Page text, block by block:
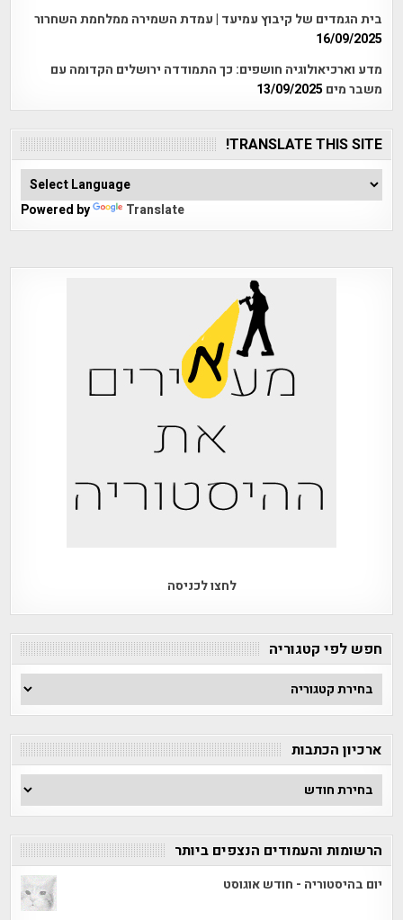
בית הגמדים של קיבוץ עמיעד | עמדת השמירה ממלחמת השחרור
16/09/2025
מדע וארכיאולוגיה חושפים: כך התמודדה ירושלים הקדומה עם
משבר מים 13/09/2025
TRANSLATE THIS SITE!
Powered by Translate
לחצו לכניסה
חפש לפי קטגוריה
חפש
לפי
ארכיון הכתבות
ארכיון
הכתבות
הרשומות והעמודים הנצפים ביותר
יום בהיסטוריה - חודש אוגוסט